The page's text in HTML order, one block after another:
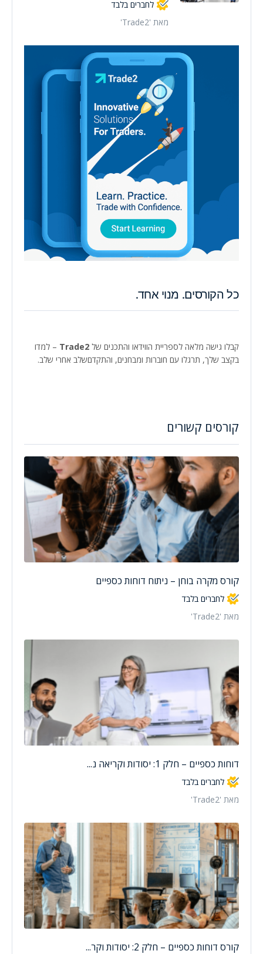
קורסים קשורים
קורס מקרה בוחן – ניתוח דוחות כספיים
לחברים בלבד
מאת 'Trade2'
דוחות כספיים – חלק 1: יסודות וקריאה נ...
לחברים בלבד
מאת 'Trade2'
קורס דוחות כספיים – חלק 2: יסודות וקר...
לחברים בלבד
מאת 'Trade2'
כל הקורסים. מנוי אחד.
קבלו גישה מלאה לספריית הווידאו והתכנים של Trade2 – למדו
בקצב שלך, תרגלו עם חוברות ומבחנים, והתקדםשלב אחרי שלב.